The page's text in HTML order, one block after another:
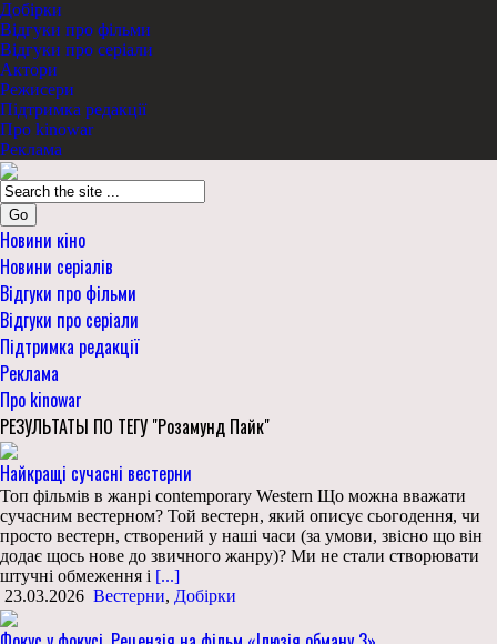
Добірки
Відгуки про фільми
Відгуки про серіали
Актори
Режисери
Підтримка редакції
Про kinowar
Реклама
Go
Новини кіно
Новини серіалів
Відгуки про фільми
Відгуки про серіали
Підтримка редакції
Реклама
Про kinowar
РЕЗУЛЬТАТЫ ПО ТЕГУ "Розамунд Пайк"
Найкращі сучасні вестерни
Топ фільмів в жанрі contemporary Western Що можна вважати
сучасним вестерном? Той вестерн, який описує сьогодення, чи
просто вестерн, створений у наші часи (за умови, звісно що він
додає щось нове до звичного жанру)? Ми не стали створювати
штучні обмеження і [...]
23.03.2026 Вестерни, Добірки